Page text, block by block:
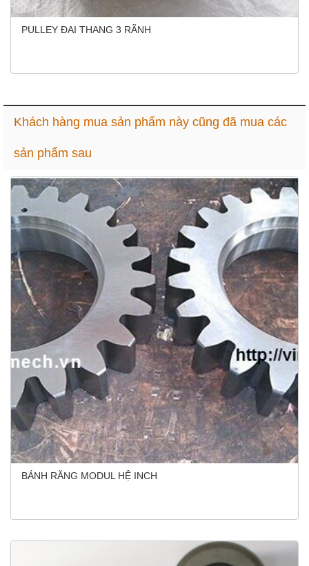
PULLEY ĐAI THANG 3 RÃNH
Khách hàng mua sản phẩm này cũng đã mua các
sản phẩm sau
BÁNH RĂNG MODUL HỆ INCH